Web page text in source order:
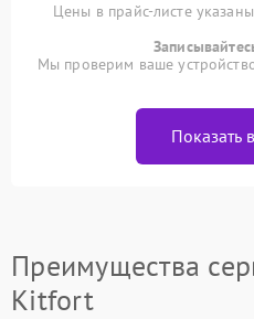
Цены в прайс-листе
Мы проверим ваше
Показать
Преимущества
Kitfort